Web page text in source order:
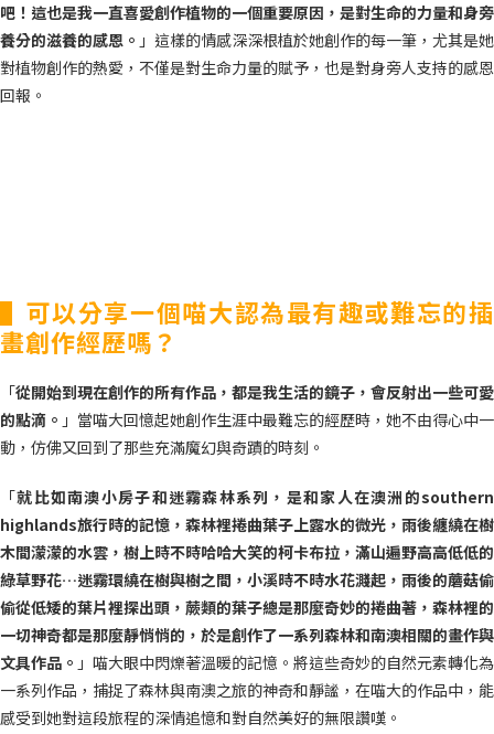
吧！這也是我一直喜愛創作植物的一個重要原因，是對生命的力量和身旁
養分的滋養的感恩。 」這樣的情感深深根植於她創作的每一筆，尤其是她
對植物創作的熱愛，不僅是對生命力量的賦予，也是對身旁人支持的感恩
回報。
▌可以分享一個喵大認為最有趣或難忘的插
畫創作經歷嗎？
「從開始到現在創作的所有作品，都是我生活的鏡子，會反射出一些可愛
的點滴。 」當喵大回憶起她創作生涯中最難忘的經歷時，她不由得心中一
動，仿佛又回到了那些充滿魔幻與奇蹟的時刻。
「就比如南澳小房子和迷霧森林系列，是和家人在澳洲的southern
highlands旅行時的記憶，森林裡捲曲葉子上露水的微光，雨後纏繞在樹
木間濛濛的水雲，樹上時不時哈哈大笑的柯卡布拉，滿山遍野高高低低的
綠草野花…迷霧環繞在樹與樹之間，小溪時不時水花濺起，雨後的蘑菇偷
偷從低矮的葉片裡探出頭，蕨類的葉子總是那麼奇妙的捲曲著，森林裡的
一切神奇都是那麼靜悄悄的，於是創作了一系列森林和南澳相關的畫作與
文具作品。 」喵大眼中閃爍著溫暖的記憶。將這些奇妙的自然元素轉化為
一系列作品，捕捉了森林與南澳之旅的神奇和靜謐，在喵大的作品中，能
感受到她對這段旅程的深情追憶和對自然美好的無限讚嘆。